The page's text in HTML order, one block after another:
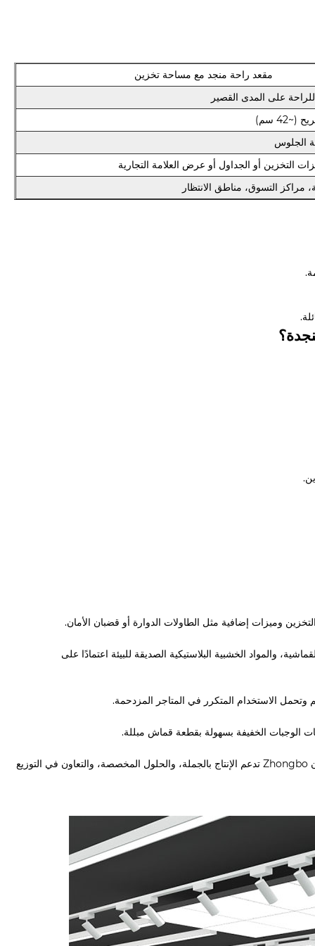
مقعد راحة منجد مع مساحة تخزين
على المدى القصير
سم)
الجلوس
التخزين أو الجداول أو عرض العلامة التجارية
مراكز التسوق، مناطق الانتظار
والمواد الخشبية البلاستيكية الصديقة للبيئة اعتمادًا على
الوجبات الخفيفة بسهولة بقطعة قماش مبللة.
نعم. باعتبارها شركة متخصصة في تصنيع وتوريد مقاعد الراحة المنجدة في الصين، فإن Zhongbo تدعم الإنتاج بالجملة، والحلول المخصصة، والتعاون في التوزيع